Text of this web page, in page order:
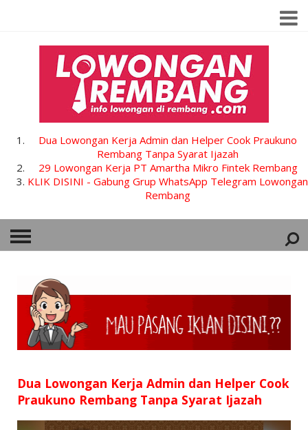
Dua Lowongan Kerja Admin dan Helper Cook Praukuno
Rembang Tanpa Syarat Ijazah
29 Lowongan Kerja PT Amartha Mikro Fintek Rembang
KLIK DISINI - Gabung Grup WhatsApp Telegram Lowongan
Rembang
HOME
SMP
D3
Dua Lowongan Kerja Admin dan Helper Cook
Praukuno Rembang Tanpa Syarat Ijazah